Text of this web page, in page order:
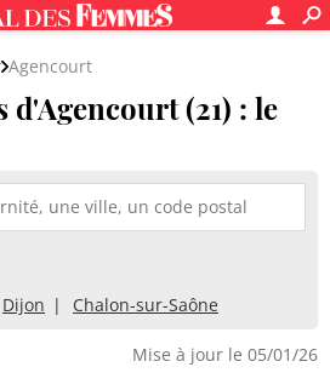
Agencourt
d'Agencourt (21) : le
Dijon Chalon-sur-Saône
Mise à jour le 05/01/26